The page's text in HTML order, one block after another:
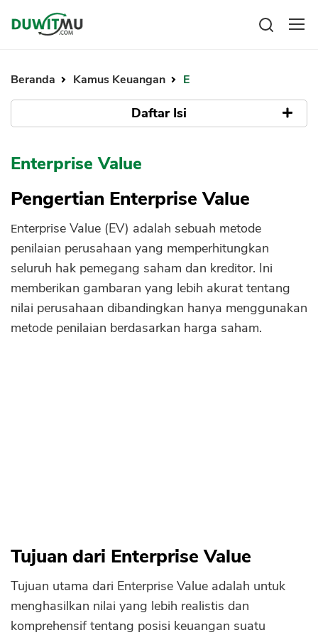
Investasi
Pengeluaran
Asuransi
Mengelola keuangan
Kartu Kredit
KPR
Pinjaman Online
Hutang
Pinjaman
Kartu Kredit
KTA
KPR
Kredit Usaha
Pinjaman Online
Broker Forex
Sekuritas Saham
Beranda Kamus Keuangan E
Daftar Isi
Tujuan dari Enterprise Value
Komponen dari Enterprise Value
Ekuitas Pasar
Utang Bersih
Minoritas Saham
Rumus Enterprise Value (EV)
Enterprise Value Sebagai Metode Penilaian
Enterprise Value
Pengertian Enterprise Value
Enterprise Value (EV) adalah sebuah metode
penilaian perusahaan yang memperhitungkan
seluruh hak pemegang saham dan kreditor. Ini
memberikan gambaran yang lebih akurat tentang
nilai perusahaan dibandingkan hanya menggunakan
metode penilaian berdasarkan harga saham.
Tujuan dari Enterprise Value
Tujuan utama dari Enterprise Value adalah untuk
menghasilkan nilai yang lebih realistis dan
komprehensif tentang posisi keuangan suatu